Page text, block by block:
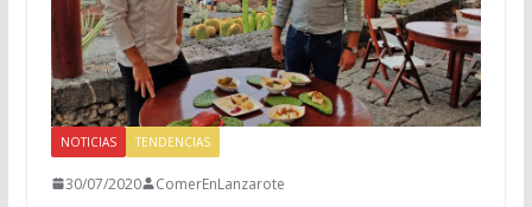
NOTICIAS TENDENCIAS
30/07/2020 ComerEnLanzarote